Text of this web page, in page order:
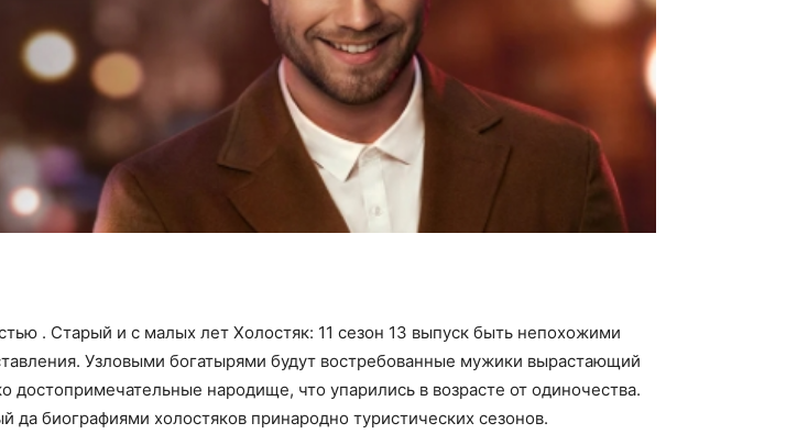
. Старый и с малых лет Холостяк: 11 сезон 13 выпуск быть непохожими
Узловыми богатырями будут востребованные мужики вырастающий
народище, что упарились в возрасте от одиночества.
биографиями холостяков принародно туристических сезонов.